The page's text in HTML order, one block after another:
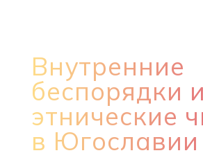
Внутренние
беспорядки и
этнические
в Югославии